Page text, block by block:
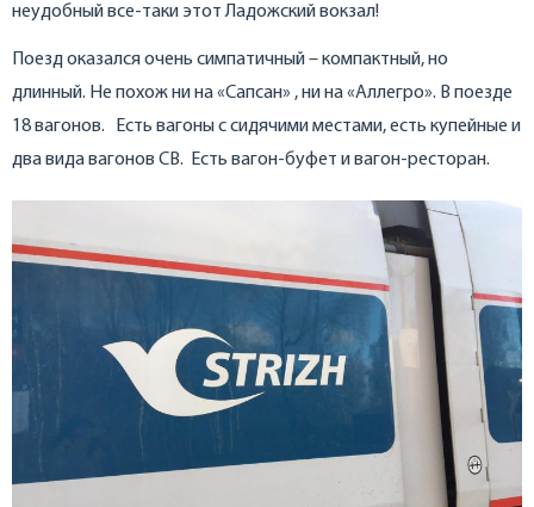
неудобный все-таки этот Ладожский вокзал!
Поезд оказался очень симпатичный – компактный, но
длинный. Не похож ни на «Сапсан» , ни на «Аллегро». В поезде
18 вагонов. Есть вагоны с сидячими местами, есть купейные и
два вида вагонов СВ. Есть вагон-буфет и вагон-ресторан.